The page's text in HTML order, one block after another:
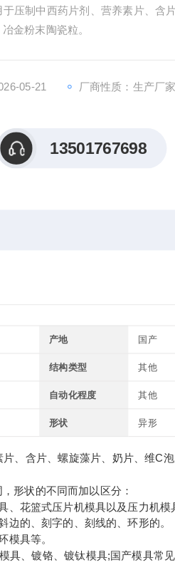
压制中西药片剂、营养素片、含
金粉末陶瓷粒。
05-21 厂商性质：生产厂家
13501767698
产地 国产
结构类型 其他
自动化程度 其他
形状 异形
、含片、螺旋藻片、奶片、维C
形状的不同而加以区分：
花篮式压片机模具以及压力机模
的、刻字的、刻线的、环形的。
模具等。
具、镀铬、镀钛模具;国产模具常